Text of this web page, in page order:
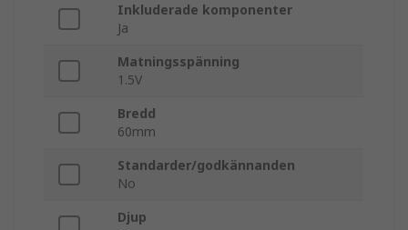
Inkluderade komponenter
Ja
Matningsspänning
1.5V
Bredd
60mm
Standarder/godkännanden
No
Djup